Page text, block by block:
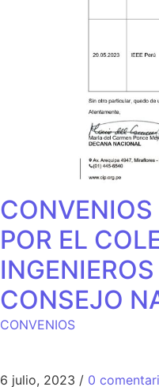
POR EL
CONSEJO
CONVENIOS
6 julio, 2023 / 0